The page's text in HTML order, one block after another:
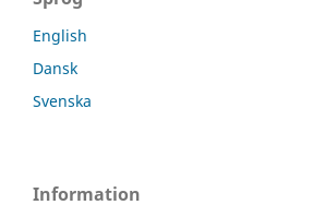
English
Dansk
Svenska
Information